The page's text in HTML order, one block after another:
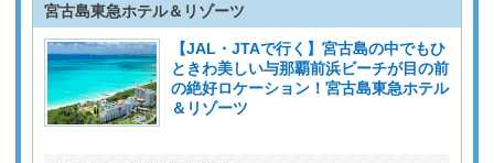
宮古島東急ホテル＆リゾーツ
【JAL・JTAで行く】宮古島の中でもひ
ときわ美しい与那覇前浜ビーチが目の前
の絶好ロケーション！宮古島東急ホテル
＆リゾーツ